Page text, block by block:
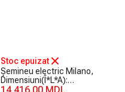
Stoc epuizat
Șemineu electric Milano,
Dimensiuni(Î*L*A):
1020*1200*330 mm, 1500